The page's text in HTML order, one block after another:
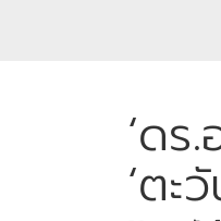
‘ด
‘ตะ